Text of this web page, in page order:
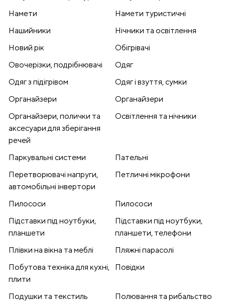
Намети
Намети туристичні
Нашийники
Нічники та освітлення
Новий рік
Обігрівачі
Овочерізки, подрібнювачі
Одяг
Одяг з підігрівом
Одяг і взуття, сумки
Органайзери
Органайзери
Органайзери, полички та
аксесуари для зберігання
речей
Освітлення та нічники
Паркувальні системи
Пательні
Перетворювачі напруги,
автомобільні інвертори
Петличні мікрофони
Пилососи
Пилососи
Підставки під ноутбуки,
планшети
Підставки під ноутбуки,
планшети, телефони
Плівки на вікна та меблі
Пляжні парасолі
Побутова техніка для кухні,
плити
Повідки
Подушки та текстиль
Полювання та рибальство